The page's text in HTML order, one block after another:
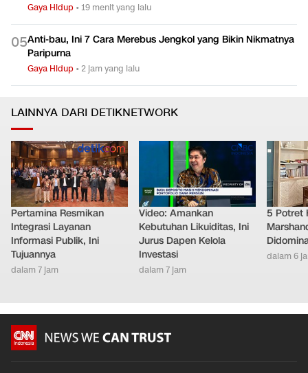
Gaya Hidup •19 menit yang lalu
05Anti-bau, Ini 7 Cara Merebus Jengkol yang Bikin Nikmatnya
Paripurna
Gaya Hidup •2 jam yang lalu
LAINNYA DARI DETIKNETWORK
Pertamina Resmikan
Integrasi Layanan
Informasi Publik, Ini
Tujuannya
dalam 7 jam
Video: Amankan
Kebutuhan Likuiditas, Ini
Jurus Dapen Kelola
Investasi
dalam 7 jam
5 Potret
dalam 6